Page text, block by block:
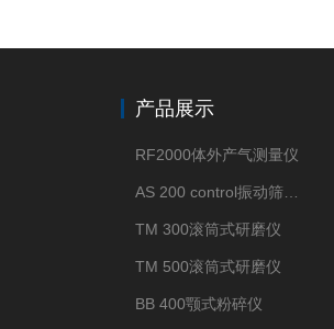
产品展示
RF2000体外产气测量仪
TM 300滚筒式研磨仪
TM 500滚筒式研磨仪
BB 400颚式粉碎仪